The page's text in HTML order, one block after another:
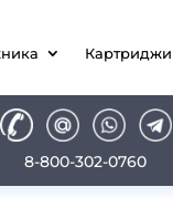
Картриджи
8-800-302-0760